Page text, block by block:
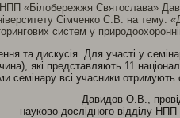
НПП «Білобережжя Святослава»
Сімченко С.В. на тему:
систем у
та дискусія. Для участі у
які представляють 11
семінару всі учасники отримують
Давидов О.В.,
науково-дослідного відділу